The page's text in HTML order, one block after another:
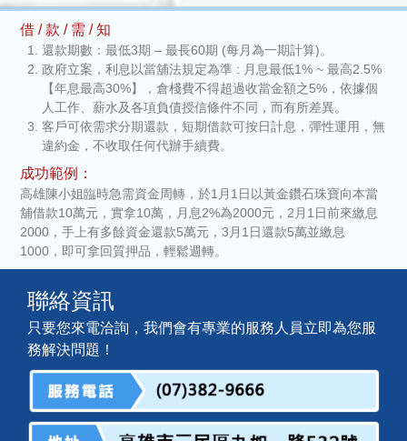
借 / 款 / 需 / 知
還款期數：最低3期 – 最長60期 (每月為一期計算)。
政府立案，利息以當舖法規定為準 : 月息最低1% ~ 最高2.5%
【年息最高30%】，倉棧費不得超過收當金額之5%，依據個
人工作、薪水及各項負債授信條件不同，而有所差異。
客戶可依需求分期還款，短期借款可按日計息，彈性運用，無
違約金，不收取任何代辦手續費。
成功範例：
高雄陳小姐臨時急需資金周轉，於1月1日以黃金鑽石珠寶向本當
舖借款10萬元，實拿10萬，月息2%為2000元，2月1日前來繳息
2000，手上有多餘資金還款5萬元，3月1日還款5萬並繳息
1000，即可拿回質押品，輕鬆週轉。
聯絡資訊
只要您來電洽詢，我們會有專業的服務人員立即為您服
務解決問題！